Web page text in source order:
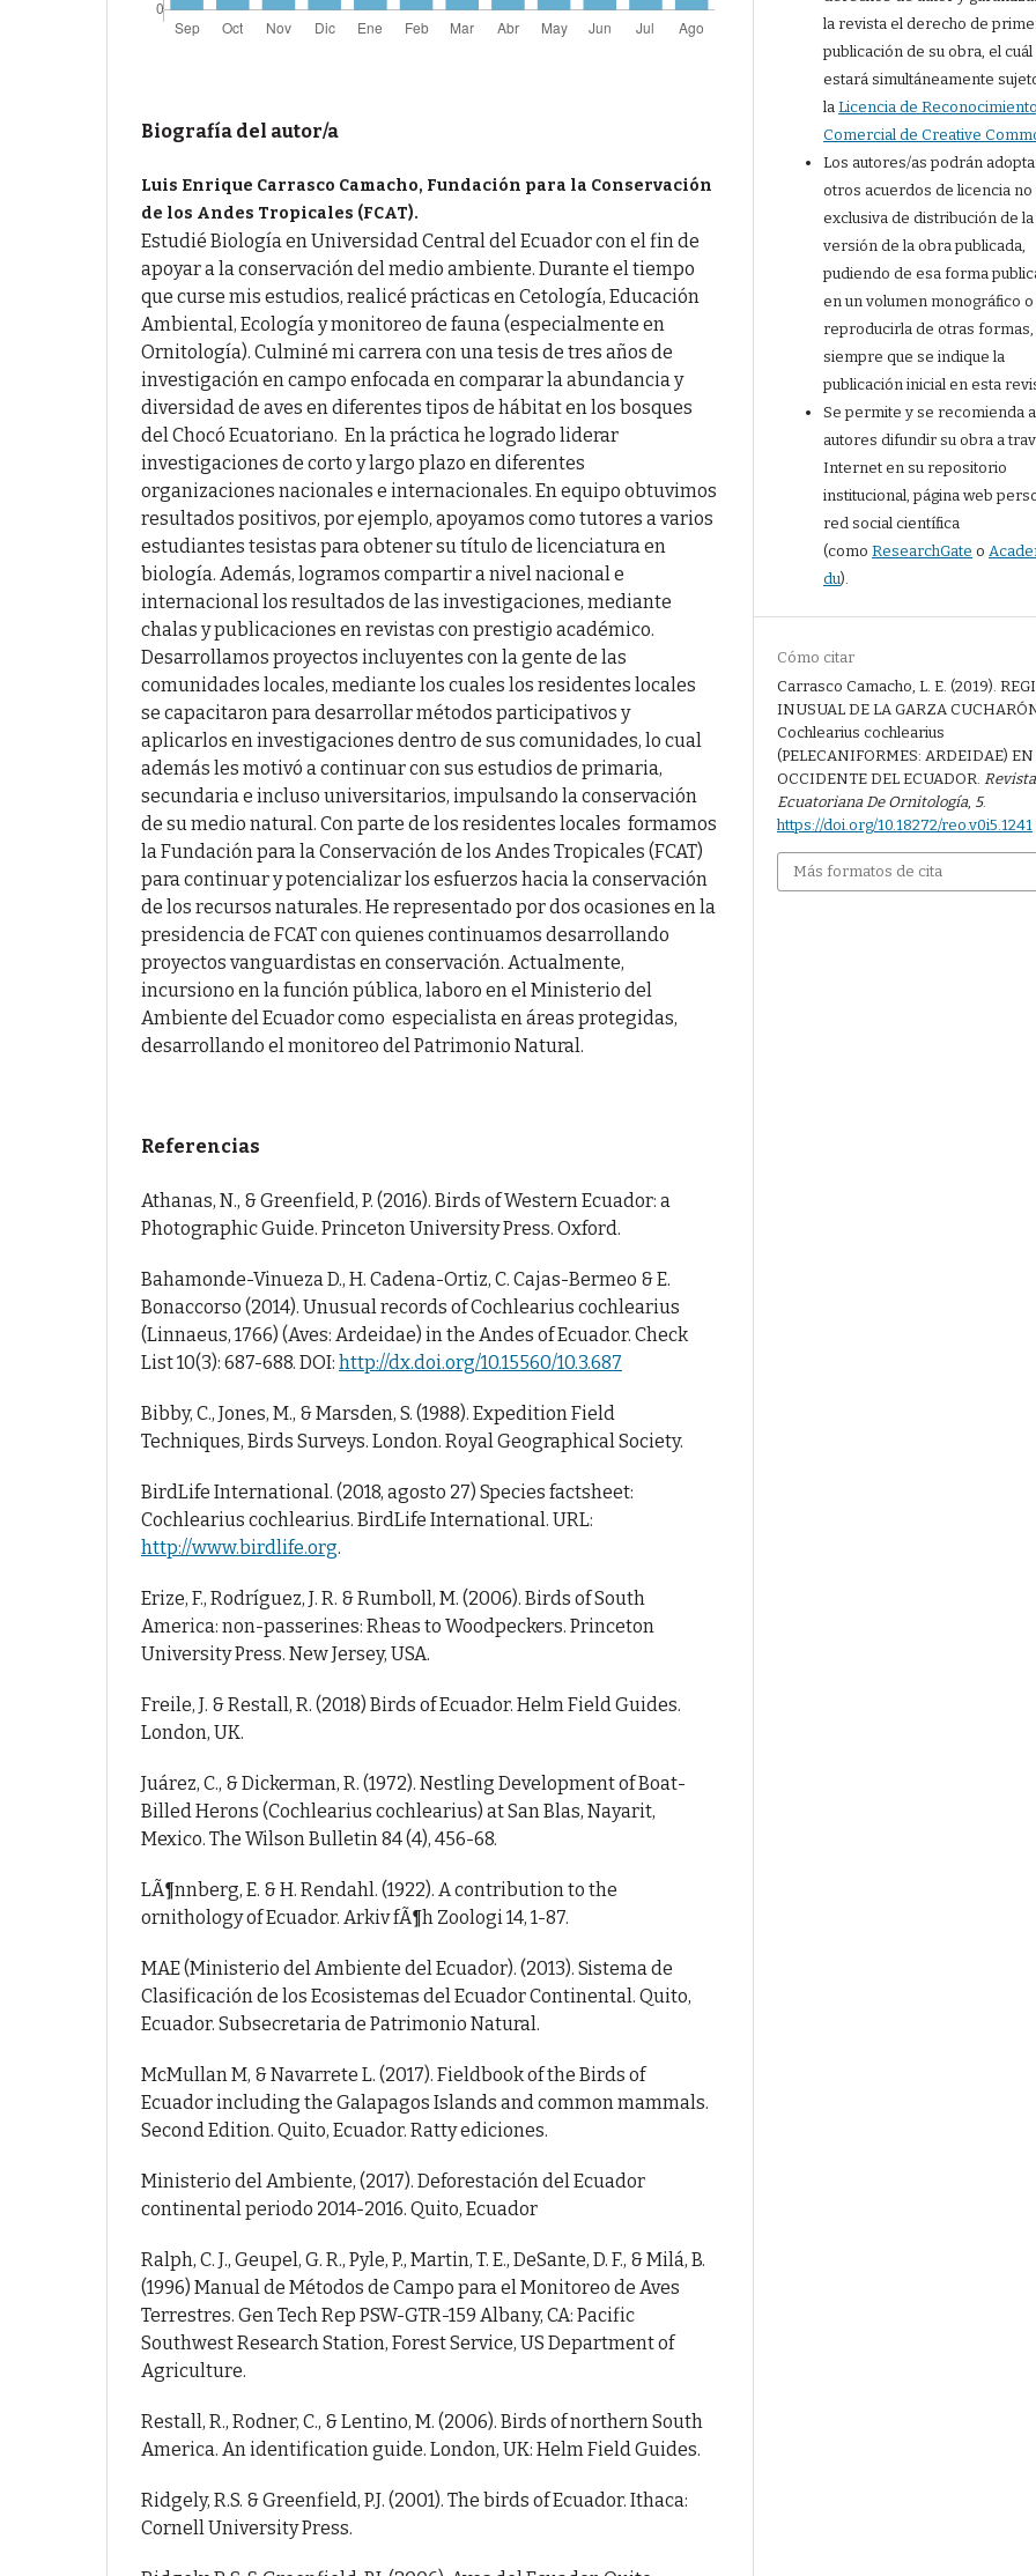
Biografía del autor/a
Luis Enrique Carrasco Camacho, Fundación para la Conservación
de los Andes Tropicales (FCAT).
Estudié Biología en Universidad Central del Ecuador con el fin de
apoyar a la conservación del medio ambiente. Durante el tiempo
que curse mis estudios, realicé prácticas en Cetología, Educación
Ambiental, Ecología y monitoreo de fauna (especialmente en
Ornitología). Culminé mi carrera con una tesis de tres años de
investigación en campo enfocada en comparar la abundancia y
diversidad de aves en diferentes tipos de hábitat en los bosques
del Chocó Ecuatoriano. En la práctica he logrado liderar
investigaciones de corto y largo plazo en diferentes
organizaciones nacionales e internacionales. En equipo obtuvimos
resultados positivos, por ejemplo, apoyamos como tutores a varios
estudiantes tesistas para obtener su título de licenciatura en
biología. Además, logramos compartir a nivel nacional e
internacional los resultados de las investigaciones, mediante
chalas y publicaciones en revistas con prestigio académico.
Desarrollamos proyectos incluyentes con la gente de las
comunidades locales, mediante los cuales los residentes locales
se capacitaron para desarrollar métodos participativos y
aplicarlos en investigaciones dentro de sus comunidades, lo cual
además les motivó a continuar con sus estudios de primaria,
secundaria e incluso universitarios, impulsando la conservación
de su medio natural. Con parte de los residentes locales formamos
la Fundación para la Conservación de los Andes Tropicales (FCAT)
para continuar y potencializar los esfuerzos hacia la conservación
de los recursos naturales. He representado por dos ocasiones en la
presidencia de FCAT con quienes continuamos desarrollando
proyectos vanguardistas en conservación. Actualmente,
incursiono en la función pública, laboro en el Ministerio del
Ambiente del Ecuador como especialista en áreas protegidas,
desarrollando el monitoreo del Patrimonio Natural.
Referencias
Athanas, N., & Greenfield, P. (2016). Birds of Western Ecuador: a
Photographic Guide. Princeton University Press. Oxford.
Bahamonde-Vinueza D., H. Cadena-Ortiz, C. Cajas-Bermeo & E.
Bonaccorso (2014). Unusual records of Cochlearius cochlearius
(Linnaeus, 1766) (Aves: Ardeidae) in the Andes of Ecuador. Check
List 10(3): 687-688. DOI: http://dx.doi.org/10.15560/10.3.687
Bibby, C., Jones, M., & Marsden, S. (1988). Expedition Field
Techniques, Birds Surveys. London. Royal Geographical Society.
BirdLife International. (2018, agosto 27) Species factsheet:
Cochlearius cochlearius. BirdLife International. URL:
http://www.birdlife.org.
Erize, F., Rodríguez, J. R. & Rumboll, M. (2006). Birds of South
America: non-passerines: Rheas to Woodpeckers. Princeton
University Press. New Jersey, USA.
Freile, J. & Restall, R. (2018) Birds of Ecuador. Helm Field Guides.
London, UK.
Juárez, C., & Dickerman, R. (1972). Nestling Development of Boat-
Billed Herons (Cochlearius cochlearius) at San Blas, Nayarit,
Mexico. The Wilson Bulletin 84 (4), 456-68.
LÃ¶nnberg, E. & H. Rendahl. (1922). A contribution to the
ornithology of Ecuador. Arkiv fÃ¶h Zoologi 14, 1-87.
MAE (Ministerio del Ambiente del Ecuador). (2013). Sistema de
Clasificación de los Ecosistemas del Ecuador Continental. Quito,
Ecuador. Subsecretaria de Patrimonio Natural.
McMullan M, & Navarrete L. (2017). Fieldbook of the Birds of
Ecuador including the Galapagos Islands and common mammals.
Second Edition. Quito, Ecuador. Ratty ediciones.
Ministerio del Ambiente, (2017). Deforestación del Ecuador
continental periodo 2014-2016. Quito, Ecuador
Ralph, C. J., Geupel, G. R., Pyle, P., Martin, T. E., DeSante, D. F., & Milá, B.
(1996) Manual de Métodos de Campo para el Monitoreo de Aves
Terrestres. Gen Tech Rep PSW-GTR-159 Albany, CA: Pacific
Southwest Research Station, Forest Service, US Department of
Agriculture.
Restall, R., Rodner, C., & Lentino, M. (2006). Birds of northern South
America. An identification guide. London, UK: Helm Field Guides.
Ridgely, R.S. & Greenfield, P.J. (2001). The birds of Ecuador. Ithaca:
Cornell University Press.
la revista el derecho de
publicación de su obra, el cuál
estará simultáneamente
laLicencia de
Comercial de Creative
Los autores/as podrán
otros acuerdos de licencia no
exclusiva de distribución de la
versión de la obra publicada,
pudiendo de esa forma
en un volumen monográfico o
reproducirla de otras formas,
siempre que se indique la
publicación inicial en esta
Se permite y se recomienda
autores difundir su obra a
Internet en su repositorio
institucional, página web
red social científica
(comoResearchGate o
du).
Cómo citar
Carrasco Camacho, L. E. (2019).
INUSUAL DE LA GARZA
Cochlearius cochlearius
(PELECANIFORMES: ARDEIDAE) EN
OCCIDENTE DEL ECUADOR. Revista
Ecuatoriana De Ornitología, 5.
https://doi.org/10.18272/reo.v0i5.1241
Más formatos de cita